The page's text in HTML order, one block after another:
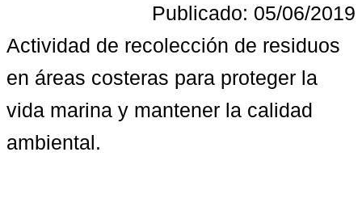
Publicado: 05/06/2019
Actividad de recolección de residuos
en áreas costeras para proteger la
vida marina y mantener la calidad
ambiental.